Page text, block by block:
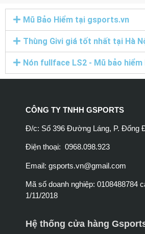
Mũ Bảo Hiểm tại gsports.vn
Thùng Givi giá tốt nhất tại Hà
Nón fullface LS2 - Mũ bảo hiểm
CÔNG TY TNHH GSPORTS
Đ/c: Số 396 Đường Láng, P. Đống
Điện thoại: 0968.098.923
Email: gsports.vn@gmail.com
Mã số doanh nghiệp: 0108488784
1/11/2018
Hệ thống cửa hàng